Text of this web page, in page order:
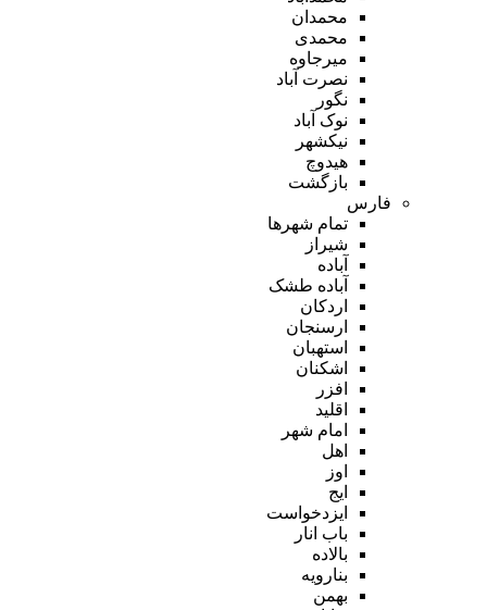
محمدان
محمدی
میرجاوه
نصرت آباد
نگور
نوک آباد
نیکشهر
هیدوچ
بازگشت
فارس
تمام شهر‌ها
شیراز
آباده
آباده طشک
اردکان
ارسنجان
استهبان
اشکنان
افزر
اقلید
امام شهر
اهل
اوز
ایج
ایزدخواست
باب انار
بالاده
بنارویه
بهمن